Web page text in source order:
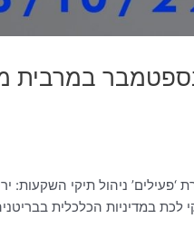
| ירידות חדות בספטמבר
ניהול תיקי השקעות:
לכת במדיניות הכלכלית